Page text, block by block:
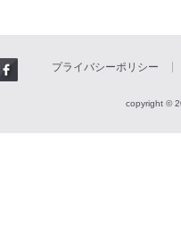
プライバシーポリシー
copyright ©